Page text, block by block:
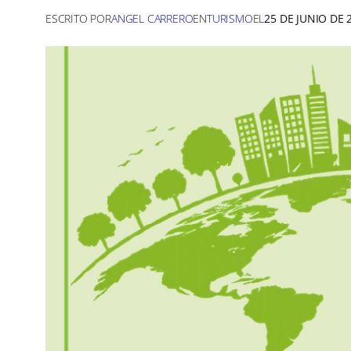
ESCRITO PORANGEL CARREROENTURISMOEL25 DE JUNIO DE